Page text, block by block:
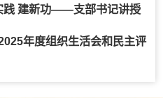
践 建新功——支部书记讲授
年度组织生活会和民主评